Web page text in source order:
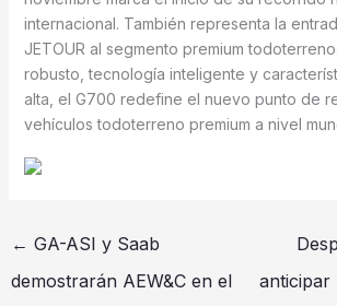
internacional. También representa la
JETOUR al segmento premium
robusto, tecnología inteligente y
alta, el G700 redefine el nuevo punto de
vehículos todoterreno premium a nivel
← GA-ASI y Saab
demostrarán AEW&C en el
anticipar